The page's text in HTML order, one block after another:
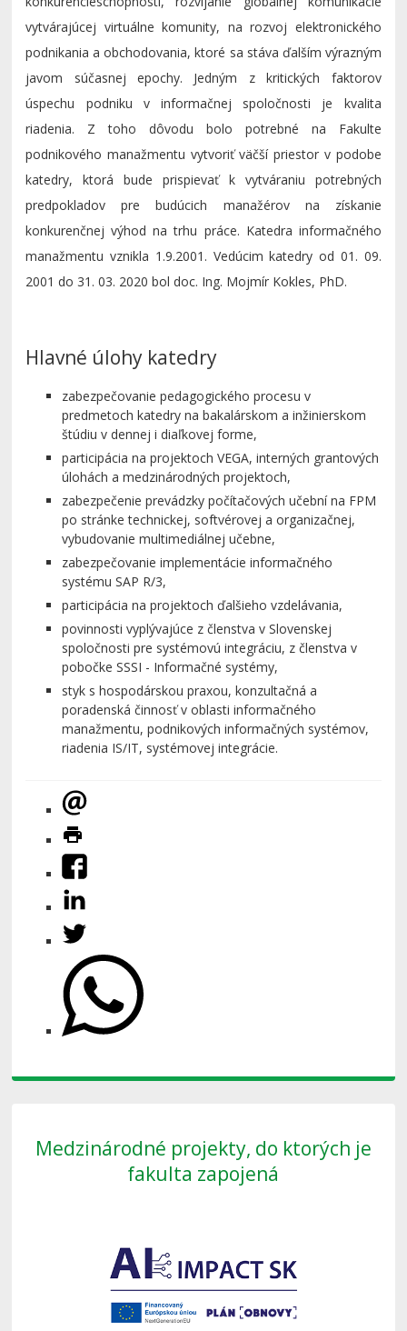
vytvárajúcej virtuálne komunity, na rozvoj elektronického
podnikania a obchodovania, ktoré sa stáva ďalším výrazným
javom súčasnej epochy. Jedným z kritických faktorov
úspechu podniku v informačnej spoločnosti je kvalita
riadenia. Z toho dôvodu bolo potrebné na Fakulte
podnikového manažmentu vytvoriť väčší priestor v podobe
katedry, ktorá bude prispievať k vytváraniu potrebných
predpokladov pre budúcich manažérov na získanie
konkurenčnej výhod na trhu práce. Katedra informačného
manažmentu vznikla 1.9.2001. Vedúcim katedry od 01. 09.
2001 do 31. 03. 2020 bol doc. Ing. Mojmír Kokles, PhD.
Hlavné úlohy katedry
zabezpečovanie pedagogického procesu v
predmetoch katedry na bakalárskom a inžinierskom
štúdiu v dennej i diaľkovej forme,
participácia na projektoch VEGA, interných grantových
úlohách a medzinárodných projektoch,
zabezpečenie prevádzky počítačových učební na FPM
po stránke technickej, softvérovej a organizačnej,
vybudovanie multimediálnej učebne,
zabezpečovanie implementácie informačného
systému SAP R/3,
participácia na projektoch ďalšieho vzdelávania,
povinnosti vyplývajúce z členstva v Slovenskej
spoločnosti pre systémovú integráciu, z členstva v
pobočke SSSI - Informačné systémy,
styk s hospodárskou praxou, konzultačná a
poradenská činnosť v oblasti informačného
manažmentu, podnikových informačných systémov,
riadenia IS/IT, systémovej integrácie.
Medzinárodné projekty, do ktorých je
fakulta zapojená